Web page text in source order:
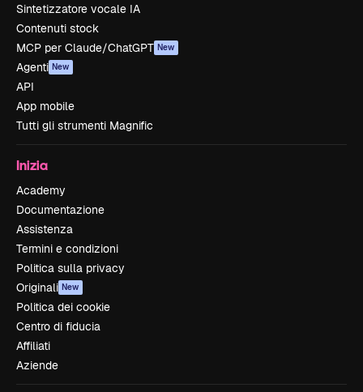
Sintetizzatore vocale IA
Contenuti stock
MCP per Claude/ChatGPT New
Agenti New
API
App mobile
Tutti gli strumenti Magnific
Inizia
Academy
Documentazione
Assistenza
Termini e condizioni
Politica sulla privacy
Originali New
Politica dei cookie
Centro di fiducia
Affiliati
Aziende